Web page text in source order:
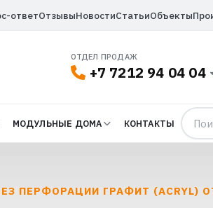
ответОтзывыНовостиСтатьиОбъекты
ОТДЕЛ ПРОДАЖ
+7 7212 94 04 04
МОДУЛЬНЫЕ ДОМА КОНТАКТЫ
ПЕРФОРАЦИИ ГРАФИТ (ACRYL) ОТ